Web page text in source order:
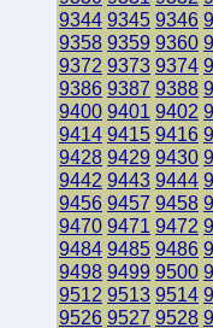
9344 9345 9346
9358 9359 9360
9372 9373 9374
9386 9387 9388
9400 9401 9402
9414 9415 9416
9428 9429 9430
9442 9443 9444
9456 9457 9458
9470 9471 9472
9484 9485 9486
9498 9499 9500
9512 9513 9514
9526 9527 9528